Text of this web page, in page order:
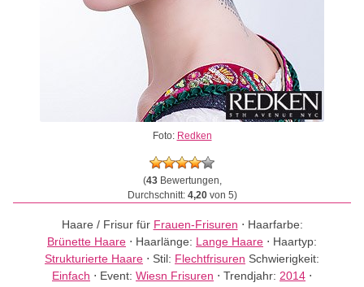
Foto: Redken
(43Bewertungen,
Durchschnitt: 4,20von 5)
Haare / Frisur für Frauen-Frisuren ⋅ Haarfarbe:
Brünette Haare ⋅ Haarlänge: Lange Haare ⋅ Haartyp:
Strukturierte Haare ⋅ Stil: Flechtfrisuren Schwierigkeit:
Einfach ⋅ Event: Wiesn Frisuren ⋅ Trendjahr: 2014 ⋅